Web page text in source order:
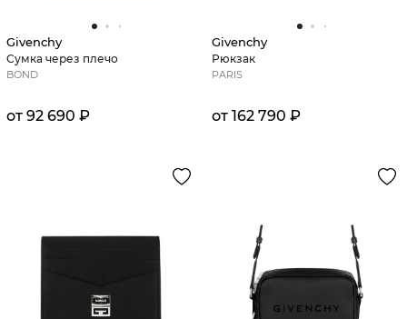
Givenchy
Сумка через плечо
BOND
от 92 690 ₽
Givenchy
Рюкзак
PARIS
от 162 790 ₽